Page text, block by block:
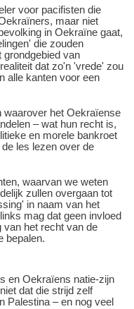
voor pacifisten die
maar niet
in Oekraïne gaat,
die zouden
grondgebied van
dat zo'n 'vrede' zou
alle kanten voor een
waarover het Oekraïense
‒ wat hun recht is,
en morele bankroet
les lezen over de
waarvan we weten
zullen overgaan tot
in naam van het
mag dat geen invloed
van het recht van de
bepalen.
en Oekraïens natie-zijn
dat die strijd zelf
Palestina ‒ en nog veel